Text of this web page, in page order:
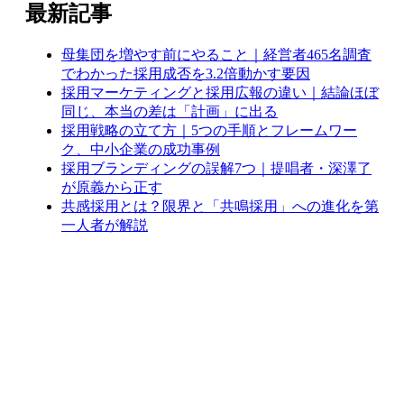
最新記事
母集団を増やす前にやること｜経営者465名調査
でわかった採用成否を3.2倍動かす要因
採用マーケティングと採用広報の違い｜結論ほぼ
同じ、本当の差は「計画」に出る
採用戦略の立て方｜5つの手順とフレームワー
ク、中小企業の成功事例
採用ブランディングの誤解7つ｜提唱者・深澤了
が原義から正す
共感採用とは？限界と「共鳴採用」への進化を第
一人者が解説